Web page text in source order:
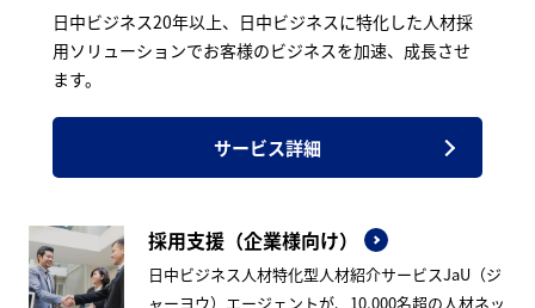
日中ビジネス20年以上、日中ビジネスに特化した人材採
用ソリューションでお客様のビジネスを加速、成長させ
ます。
サービス詳細
採用支援（企業様向け）
日中ビジネス人材特化型人材紹介サービスJaU（ジ
ャーヨウ）エージェントが、10,000名超の人材ネッ